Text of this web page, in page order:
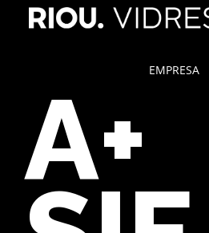
EMPRESA
A+